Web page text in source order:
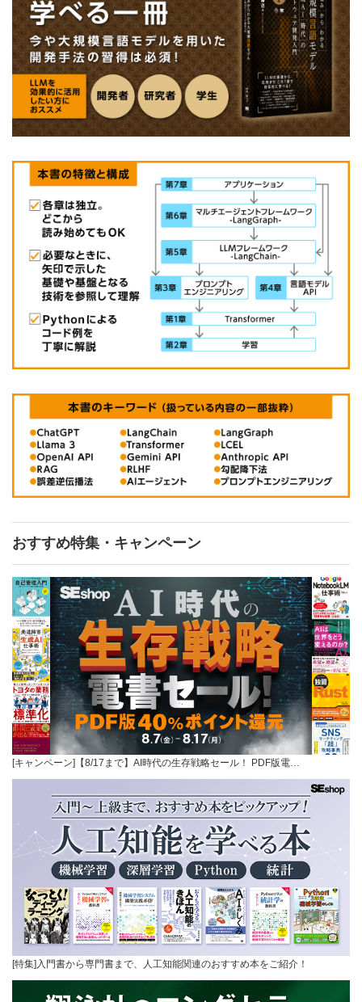
おすすめ特集・キャンペーン
[キャンペーン]【8/17まで】AI時代の生存戦略セール！ PDF版電…
[特集]入門書から専門書まで、人工知能関連のおすすめ本をご紹介！